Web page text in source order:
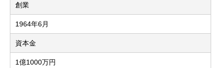
創業
1964年6月
資本金
1億1000万円